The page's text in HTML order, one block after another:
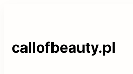
callofbeauty.pl